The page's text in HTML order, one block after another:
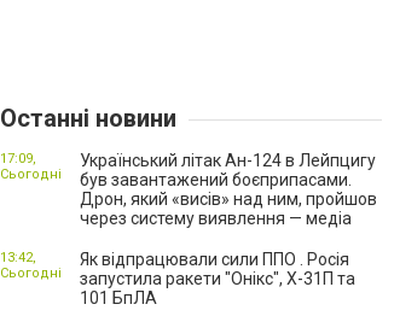
Останні новини
Український літак Ан-124 в Лейпцигу
був завантажений боєприпасами.
Дрон, який «висів» над ним, пройшов
через систему виявлення — медіа
17:09,
Сьогодні
Як відпрацювали сили ППО . Росія
запустила ракети "Онікс", Х-31П та
101 БпЛА
13:42,
Сьогодні